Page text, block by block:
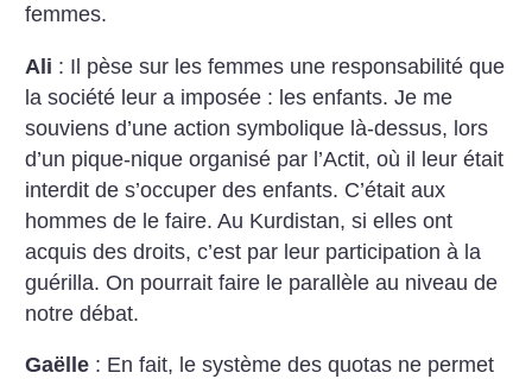
femmes.
Ali : Il pèse sur les femmes une responsabilité que
la société leur a imposée : les enfants. Je me
souviens d’une action symbolique là-dessus, lors
d’un pique-nique organisé par l’Actit, où il leur était
interdit de s’occuper des enfants. C’était aux
hommes de le faire. Au Kurdistan, si elles ont
acquis des droits, c’est par leur participation à la
guérilla. On pourrait faire le parallèle au niveau de
notre débat.
Gaëlle : En fait, le système des quotas ne permet